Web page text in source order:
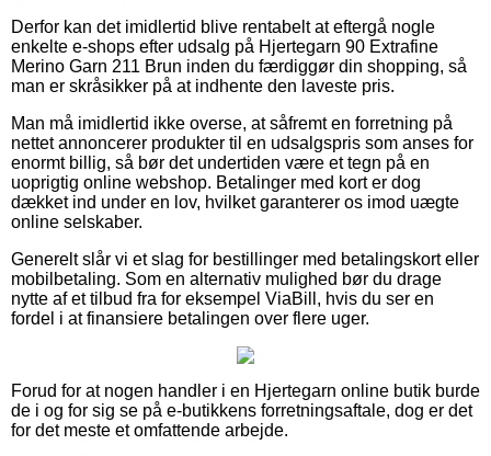
Derfor kan det imidlertid blive rentabelt at eftergå nogle
enkelte e-shops efter udsalg på Hjertegarn 90 Extrafine
Merino Garn 211 Brun inden du færdiggør din shopping, så
man er skråsikker på at indhente den laveste pris.
Man må imidlertid ikke overse, at såfremt en forretning på
nettet annoncerer produkter til en udsalgspris som anses for
enormt billig, så bør det undertiden være et tegn på en
uoprigtig online webshop. Betalinger med kort er dog
dækket ind under en lov, hvilket garanterer os imod uægte
online selskaber.
Generelt slår vi et slag for bestillinger med betalingskort eller
mobilbetaling. Som en alternativ mulighed bør du drage
nytte af et tilbud fra for eksempel ViaBill, hvis du ser en
fordel i at finansiere betalingen over flere uger.
Forud for at nogen handler i en Hjertegarn online butik burde
de i og for sig se på e-butikkens forretningsaftale, dog er det
for det meste et omfattende arbejde.